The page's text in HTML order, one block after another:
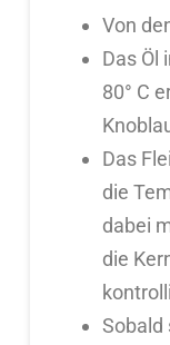
Von
Das Öl
80° C
Das
die
dabei
die
Sobald